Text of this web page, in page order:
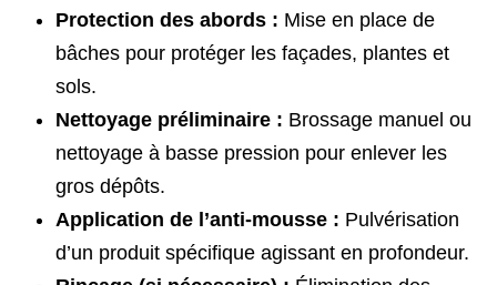
Protection des abords : Mise en place de
bâches pour protéger les façades, plantes et
sols.
Nettoyage préliminaire : Brossage manuel ou
nettoyage à basse pression pour enlever les
gros dépôts.
Application de l’anti-mousse : Pulvérisation
d’un produit spécifique agissant en profondeur.